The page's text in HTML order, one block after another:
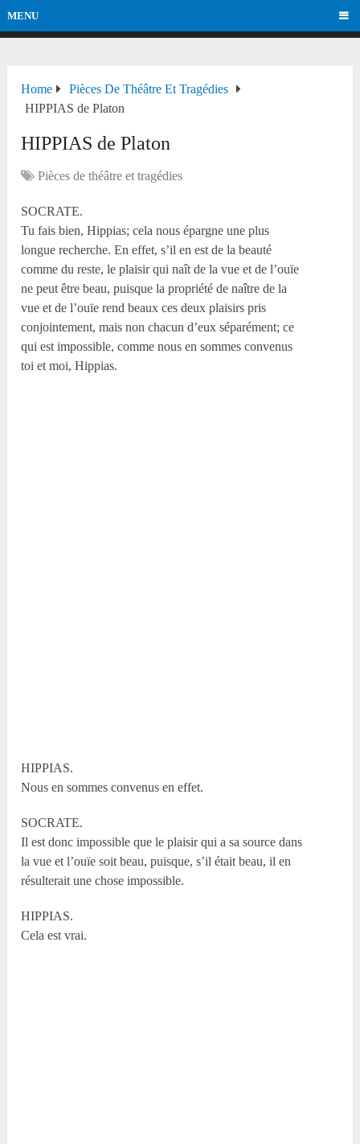
MENU
Home
Pièces De Théâtre Et Tragédies
HIPPIAS de Platon
HIPPIAS de Platon
Pièces de théâtre et tragédies
SOCRATE.
Tu fais bien, Hippias; cela nous épargne une plus
longue recherche. En effet, s’il en est de la beauté
comme du reste, le plaisir qui naît de la vue et de l’ouïe
ne peut être beau, puisque la propriété de naître de la
vue et de l’ouïe rend beaux ces deux plaisirs pris
conjointement, mais non chacun d’eux séparément; ce
qui est impossible, comme nous en sommes convenus
toi et moi, Hippias.
HIPPIAS.
Nous en sommes convenus en effet.
SOCRATE.
Il est donc impossible que le plaisir qui a sa source dans
la vue et l’ouïe soit beau, puisque, s’il était beau, il en
résulterait une chose impossible.
HIPPIAS.
Cela est vrai.